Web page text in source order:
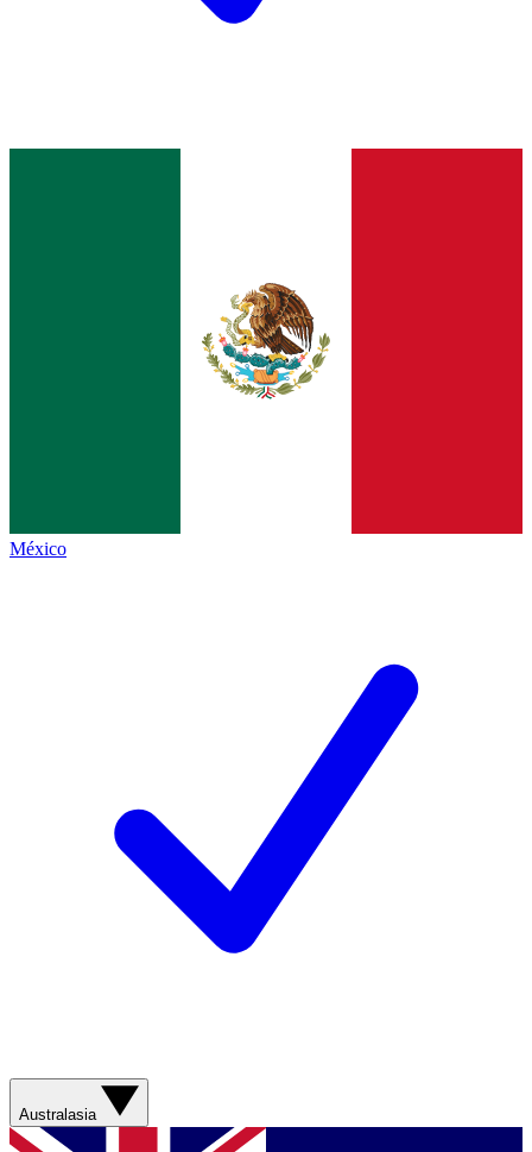
México
Australasia